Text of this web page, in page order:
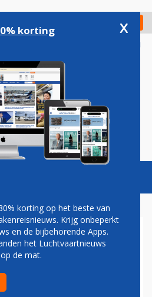
Check in
Podcasts Vacatures
600.000
korting x
korting op het beste van
Krijg onbeperkt
en de bijbehorende Apps.
het Luchtvaartnieuws
de mat.